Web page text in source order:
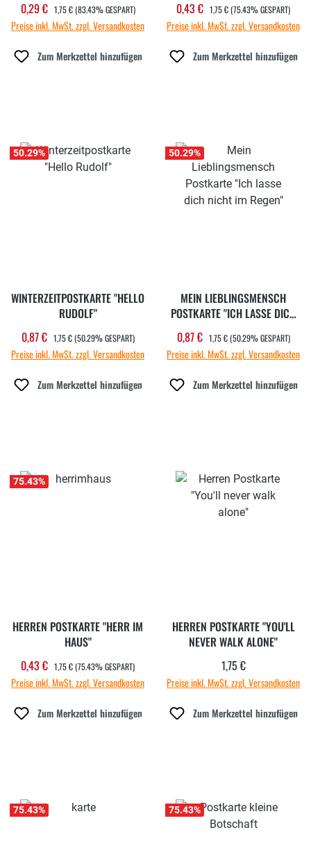
Verkaufspreis:
0,29 € REGULÄRER PREIS:
1,75 € (83.43% GESPART)
Preise inkl. MwSt. zzgl. Versandkosten
Zum Merkzettel hinzufügen
Verkaufspreis:
0,43 € REGULÄRER PREIS:
1,75 €(75.43% GESPART)
Preise inkl. MwSt. zzgl. Versandkosten
Zum Merkzettel hinzufügen
50.29%
WINTERZEITPOSTKARTE "HELLO
RUDOLF"
Verkaufspreis:
0,87 € REGULÄRER PREIS:
1,75 € (50.29% GESPART)
Preise inkl. MwSt. zzgl. Versandkosten
Zum Merkzettel hinzufügen
50.29%
MEIN LIEBLINGSMENSCH
POSTKARTE "ICH LASSE DICH
NICHT IM REGEN"
Verkaufspreis:
0,87 € REGULÄRER PREIS:
1,75 € (50.29% GESPART)
Preise inkl. MwSt. zzgl. Versandkosten
Zum Merkzettel hinzufügen
75.43%
HERREN POSTKARTE "HERR IM
HAUS"
Verkaufspreis:
0,43 € REGULÄRER PREIS:
1,75 €(75.43% GESPART)
Preise inkl. MwSt. zzgl. Versandkosten
Zum Merkzettel hinzufügen
HERREN POSTKARTE "YOU'LL
NEVER WALK ALONE"
Regulärer Preis:
1,75 €
Preise inkl. MwSt. zzgl. Versandkosten
Zum Merkzettel hinzufügen
75.43% 75.43%